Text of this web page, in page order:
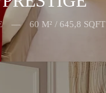
60 M² / 645,8 SQFT